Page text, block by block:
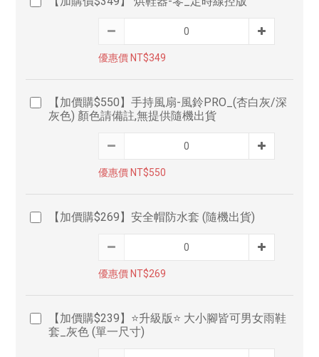
優惠價 NT$349
【加價購$550】手持風扇-風鈴PRO_(杏白灰/深
灰色) 顏色請備註,無提供隨機出貨
優惠價 NT$550
【加價購$269】安全帽防水套 (隨機出貨)
優惠價 NT$269
【加價購$239】⭐升級版⭐ 大小腳皆可男女雨鞋
套_灰色 (單一尺寸)